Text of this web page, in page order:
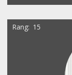
Rang 15